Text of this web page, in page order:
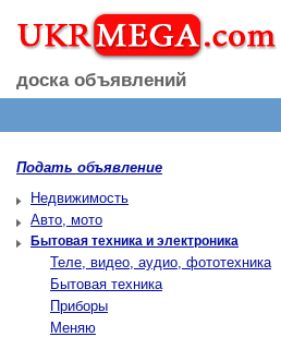
доска объявлений
Подать объявление
Недвижимость
Авто, мото
Бытовая техника и электроника
Теле, видео, аудио, фототехника
Бытовая техника
Приборы
Меняю